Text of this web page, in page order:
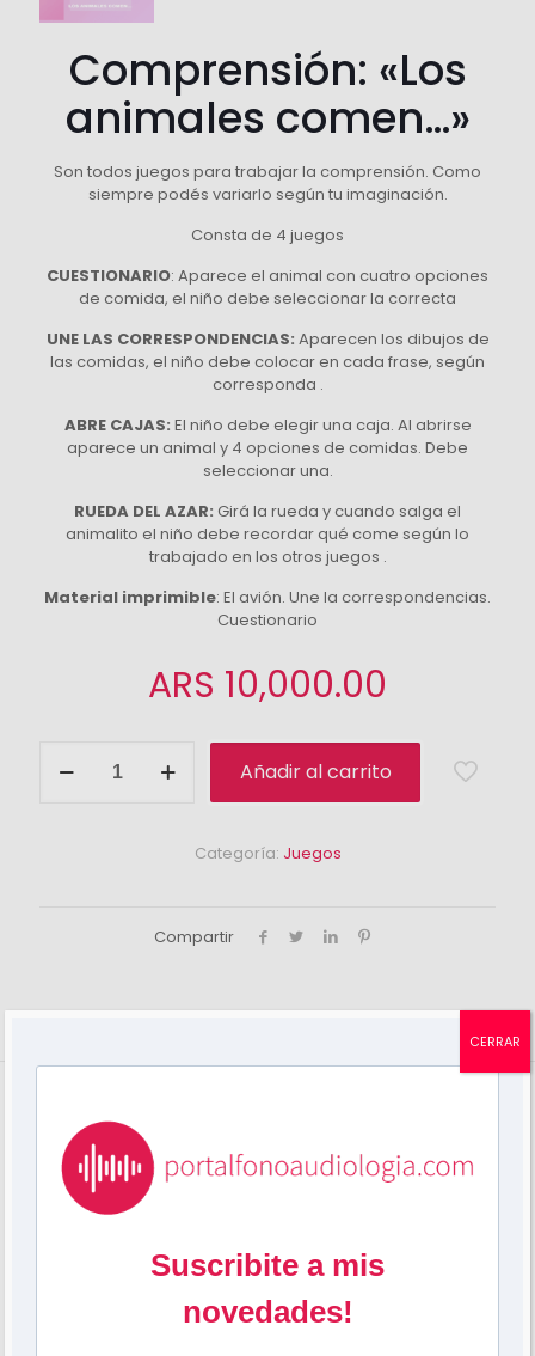
Comprensión: «Los
animales comen…»
Son todos juegos para trabajar la comprensión. Como
siempre podés variarlo según tu imaginación.
Consta de 4 juegos
CUESTIONARIO: Aparece el animal con cuatro opciones
de comida, el niño debe seleccionar la correcta
UNE LAS CORRESPONDENCIAS: Aparecen los dibujos de
las comidas, el niño debe colocar en cada frase, según
corresponda .
ABRE CAJAS: El niño debe elegir una caja. Al abrirse
aparece un animal y 4 opciones de comidas. Debe
seleccionar una.
RUEDA DEL AZAR: Girá la rueda y cuando salga el
animalito el niño debe recordar qué come según lo
trabajado en los otros juegos .
Material imprimible: El avión. Une la correspondencias.
Cuestionario
ARS 10,000.00
"Los
Añadir al carrito
Categoría: Juegos
Compartir
Son todos juegos para trabajar la comprensión. Como
Consta de 4 juegos
CUESTIONARIO: Aparece el animal con cuatro opciones
de comida, el niño debe seleccionar la correcta
las comidas, el niño debe colocar en cada frase, según
El niño debe elegir una caja. Al abrirse
CERRAR